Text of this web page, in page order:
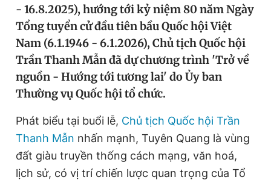
Sản phẩm khác
Tiện ích Bạn cần biết
Thông tin tòa soạn Liên hệ quảng cáo
Đọc Thanh Niên trên điện thoại
- 16.8.2025), hướng tới kỷ niệm 80 năm Ngày
Tổng tuyển cử đầu tiên bầu Quốc hội Việt
Nam (6.1.1946 - 6.1.2026), Chủ tịch Quốc hội
Trần Thanh Mẫn đã dự chương trình 'Trở về
nguồn - Hướng tới tương lai' do Ủy ban
Thường vụ Quốc hội tổ chức.
Phát biểu tại buổi lễ, Chủ tịch Quốc hội Trần
Thanh Mẫn nhấn mạnh, Tuyên Quang là vùng
đất giàu truyền thống cách mạng, văn hoá,
lịch sử, có vị trí chiến lược quan trọng của Tổ